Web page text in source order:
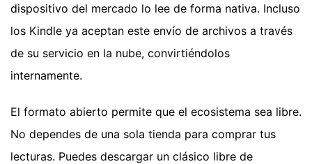
dispositivo del mercado lo lee de forma nativa. Incluso
los Kindle ya aceptan este envío de archivos a través
de su servicio en la nube, convirtiéndolos
internamente.
El formato abierto permite que el ecosistema sea libre.
No dependes de una sola tienda para comprar tus
lecturas. Puedes descargar un clásico libre de